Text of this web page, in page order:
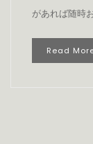
があれば随時
Read